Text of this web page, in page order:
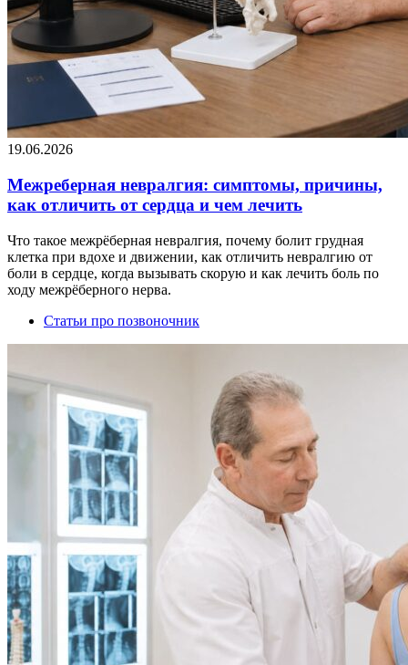
19.06.2026
Межреберная невралгия: симптомы, причины,
как отличить от сердца и чем лечить
Что такое межрёберная невралгия, почему болит грудная
клетка при вдохе и движении, как отличить невралгию от
боли в сердце, когда вызывать скорую и как лечить боль по
ходу межрёберного нерва.
Статьи про позвоночник